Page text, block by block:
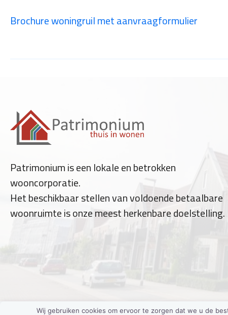
Brochure woningruil met aanvraagformulier
Patrimonium is een lokale en betrokken
wooncorporatie.
Het beschikbaar stellen van voldoende betaalbare
woonruimte is onze meest herkenbare doelstelling.
Wij gebruiken cookies om ervoor te zorgen dat we u de